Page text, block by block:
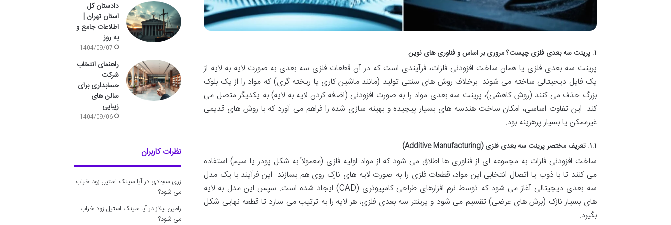
۱. پرینت سه بعدی فلزی چیست؟ مروری بر اساس و فناوری های نوین
پرینت سه بعدی فلزی یا همان ساخت افزودنی فلزات، فرآیندی است که در آن قطعات فلزی سه بعدی به صورت لایه به لایه از
یک فایل دیجیتالی ساخته می شوند. برخلاف روش های سنتی تولید (مانند ماشین کاری یا ریخته گری) که مواد را از یک بلوک
بزرگ حذف می کنند (روش کاهشی)، پرینت سه بعدی مواد را به صورت افزودنی (اضافه کردن لایه به لایه) به یکدیگر متصل می
کند. این تفاوت اساسی، امکان ساخت هندسه های بسیار پیچیده و بهینه سازی شده را فراهم می آورد که با روش های قدیمی
غیرممکن یا بسیار پرهزینه بود.
۱.۱. تعریف مختصر پرینت سه بعدی فلزی (Additive Manufacturing)
ساخت افزودنی فلزات به مجموعه ای از فناوری ها اطلاق می شود که از مواد اولیه فلزی (معمولاً به شکل پودر یا سیم) استفاده
می کنند تا با ذوب یا اتصال انتخابی این مواد، قطعات فلزی را به صورت لایه های نازک روی هم بسازند. این فرآیند با یک مدل
سه بعدی دیجیتالی آغاز می شود که توسط نرم افزارهای طراحی کامپیوتری (CAD) ایجاد شده است. سپس این مدل به لایه
های بسیار نازک (برش های عرضی) تقسیم می شود و پرینتر سه بعدی فلزی، هر لایه را به ترتیب می سازد تا قطعه نهایی شکل
بگیرد.
دادستان کل
استان تهران |
اطلاعات جامع و
به روز
1404/09/07
راهنمای انتخاب
شرکت
حسابداری برای
سالن های
زیبایی
1404/09/06
نظرات کاربران
زری سجادی درآیا سینک استیل زود خراب
می شود؟
رامین لیلازدرآیا سینک استیل زود خراب
می شود؟